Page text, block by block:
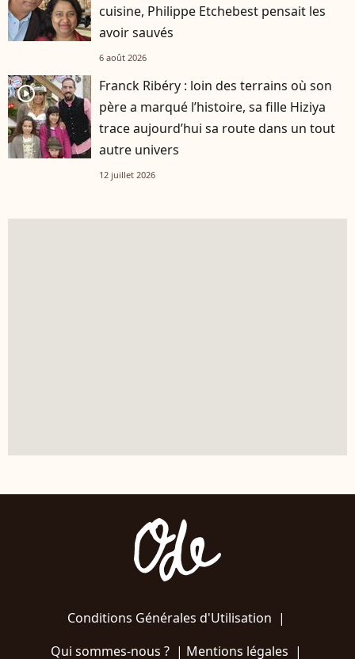
cuisine, Philippe Etchebest pensait les
avoir sauvés
6 août 2026
player2
Franck Ribéry : loin des terrains où son
père a marqué l’histoire, sa fille Hiziya
trace aujourd’hui sa route dans un tout
autre univers
12 juillet 2026
Conditions Générales d'Utilisation |
Qui sommes-nous ?| Mentions légales |